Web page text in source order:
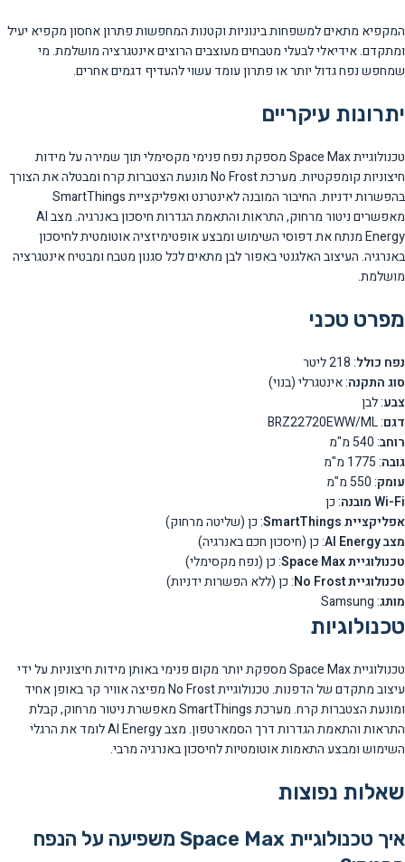
המקפיא מתאים למשפחות בינוניות וקטנות המחפשות פתרון אחסון מקפיא יעיל
ומתקדם. אידיאלי לבעלי מטבחים מעוצבים הרוצים אינטגרציה מושלמת. מי
שמחפש נפח גדול יותר או פתרון עומד עשוי להעדיף דגמים אחרים.
יתרונות עיקריים
טכנולוגיית Space Max מספקת נפח פנימי מקסימלי תוך שמירה על מידות
חיצוניות קומפקטיות. מערכת No Frost מונעת הצטברות קרח ומבטלה את הצורך
בהפשרות ידניות. החיבור המובנה לאינטרנט ואפליקציית SmartThings
מאפשרים ניטור מרחוק, התראות והתאמת הגדרות חיסכון באנרגיה. מצב AI
Energy מנתח את דפוסי השימוש ומבצע אופטימיזציה אוטומטית לחיסכון
באנרגיה. העיצוב האלגנטי באפור לבן מתאים לכל סגנון מטבח ומבטיח אינטגרציה
מושלמת.
מפרט טכני
נפח כולל: 218 ליטר
סוג התקנה: אינטגרלי (בנוי)
צבע: לבן
דגם: BRZ22720EWW/ML
רוחב: 540 מ"מ
גובה: 1775 מ"מ
עומק: 550 מ"מ
Wi-Fi מובנה
: כן
אפליקציית SmartThings
: כן (שליטה מרחוק)
מצב AI Energy
: כן (חיסכון חכם באנרגיה)
טכנולוגיית Space Max
: כן (נפח מקסימלי)
טכנולוגיית No Frost
: כן (ללא הפשרות ידניות)
מותג: Samsung
טכנולוגיות
טכנולוגיית Space Max מספקת יותר מקום פנימי באותן מידות חיצוניות על ידי
עיצוב מתקדם של הדפנות. טכנולוגיית No Frost מפיצה אוויר קר באופן אחיד
ומונעת הצטברות קרח. מערכת SmartThings מאפשרת ניטור מרחוק, קבלת
התראות והתאמת הגדרות דרך הסמארטפון. מצב AI Energy לומד את הרגלי
השימוש ומבצע התאמות אוטומטיות לחיסכון באנרגיה מרבי.
שאלות נפוצות
איך טכנולוגיית Space Max משפיעה על הנפח